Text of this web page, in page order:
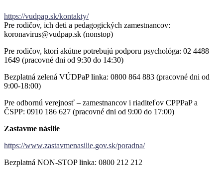
https://vudpap.sk/kontakty/
Pre rodičov, ich deti a pedagogických zamestnancov:
koronavirus@vudpap.sk (nonstop)
Pre rodičov, ktorí akútne potrebujú podporu psychológa: 02 4488
1649 (pracovné dni od 9:30 do 14:30)
Bezplatná zelená VÚDPaP linka: 0800 864 883 (pracovné dni od
9:00-18:00)
Pre odbornú verejnosť – zamestnancov i riaditeľov CPPPaP a
ČSPP: 0910 186 627 (pracovné dni od 9:00 do 17:00)
Zastavme násilie
https://www.zastavmenasilie.gov.sk/poradna/
Bezplatná NON-STOP linka: 0800 212 212